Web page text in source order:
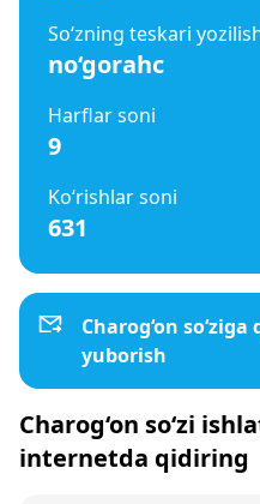
So‘zning teskari
no‘gorahc
Harflar soni
9
Ko‘rishlar soni
631
Charog‘on
yuborish
Charog‘on so‘zi
internetda qidiring